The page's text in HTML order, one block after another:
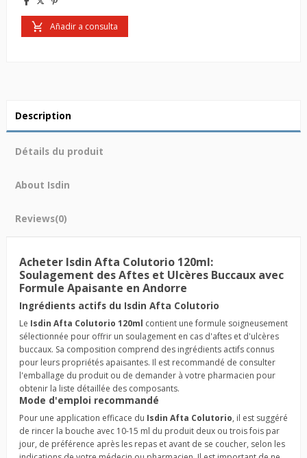
Añadir a consulta
Description
Détails du produit
About Isdin
Reviews(0)
Acheter Isdin Afta Colutorio 120ml:
Soulagement des Aftes et Ulcères Buccaux avec
Formule Apaisante en Andorre
Ingrédients actifs du Isdin Afta Colutorio
Le Isdin Afta Colutorio 120ml contient une formule soigneusement
sélectionnée pour offrir un soulagement en cas d'aftes et d'ulcères
buccaux. Sa composition comprend des ingrédients actifs connus
pour leurs propriétés apaisantes. Il est recommandé de consulter
l'emballage du produit ou de demander à votre pharmacien pour
obtenir la liste détaillée des composants.
Mode d'emploi recommandé
Pour une application efficace du Isdin Afta Colutorio, il est suggéré
de rincer la bouche avec 10-15 ml du produit deux ou trois fois par
jour, de préférence après les repas et avant de se coucher, selon les